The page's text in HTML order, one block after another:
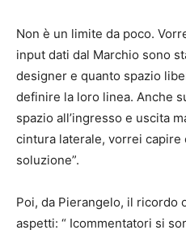
Non è un limite da poco.
input dati dal Marchio sono
designer e quanto spazio
definire la loro linea. Anche
spazio all’ingresso e uscita
cintura laterale, vorrei capire
soluzione”.
Poi, da Pierangelo, il ricordo
aspetti: “ Icommentatori si